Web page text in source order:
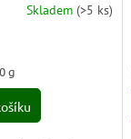
Skladem(>5 ks)
g